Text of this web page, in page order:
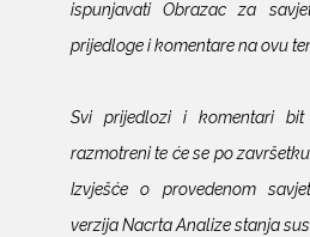
ispunjavati Obrazac za
prijedloge i komentare na ovu
Svi prijedlozi i komentari
razmotreni te će se po
Izvješće o provedenom
verzija Nacrta Analize stanja